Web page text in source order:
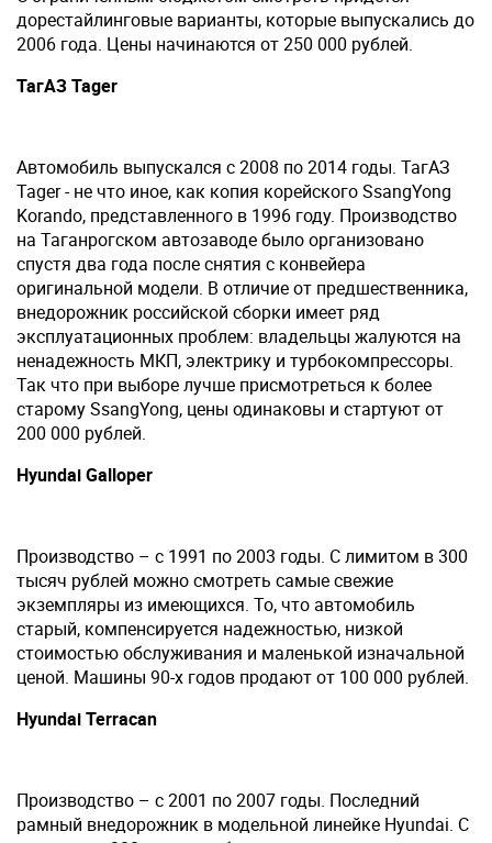
дорестайлинговые варианты, которые выпускались до
2006 года. Цены начинаются от 250 000 рублей.
ТагАЗ Tager
Автомобиль выпускался с 2008 по 2014 годы. ТагАЗ
Tager - не что иное, как копия корейского SsangYong
Korando, представленного в 1996 году. Производство
на Таганрогском автозаводе было организовано
спустя два года после снятия с конвейера
оригинальной модели. В отличие от предшественника,
внедорожник российской сборки имеет ряд
эксплуатационных проблем: владельцы жалуются на
ненадежность МКП, электрику и турбокомпрессоры.
Так что при выборе лучше присмотреться к более
старому SsangYong, цены одинаковы и стартуют от
200 000 рублей.
Hyundai Galloper
Производство – с 1991 по 2003 годы. С лимитом в 300
тысяч рублей можно смотреть самые свежие
экземпляры из имеющихся. То, что автомобиль
старый, компенсируется надежностью, низкой
стоимостью обслуживания и маленькой изначальной
ценой. Машины 90-х годов продают от 100 000 рублей.
Hyundai Terracan
Производство – с 2001 по 2007 годы. Последний
рамный внедорожник в модельной линейке Hyundai. C